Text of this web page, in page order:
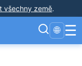
všechny země.
🌐 ☰